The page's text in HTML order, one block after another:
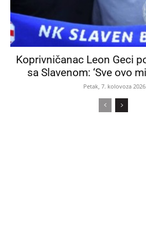
Koprivničanac Leon Geci
sa Slavenom: ‘Sve ovo
Petak, 7. kolovoza 2026.